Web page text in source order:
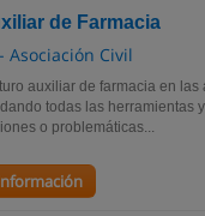
de Farmacia
Asociación Civil
auxiliar de farmacia en
todas las herramientas
o problemáticas...